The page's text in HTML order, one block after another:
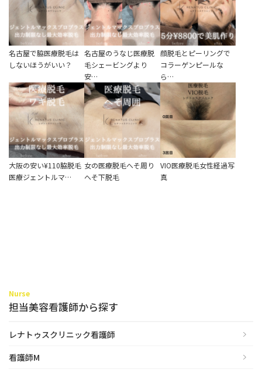
Nurse
担当美容看護師から探す
レナトゥスクリニック看護師
看護師M
名古屋で脇医療脱毛は
しないほうがいい？
名古屋のうなじ医療脱
毛シェービングより
安…
顔脱毛とピーリングで
コラーゲンピールな
ら…
大阪の安い¥110脇脱毛
医療ジェントルマ…
女の医療脱毛へそ周り
へそ下脱毛
VIO医療脱毛女性経過写
真